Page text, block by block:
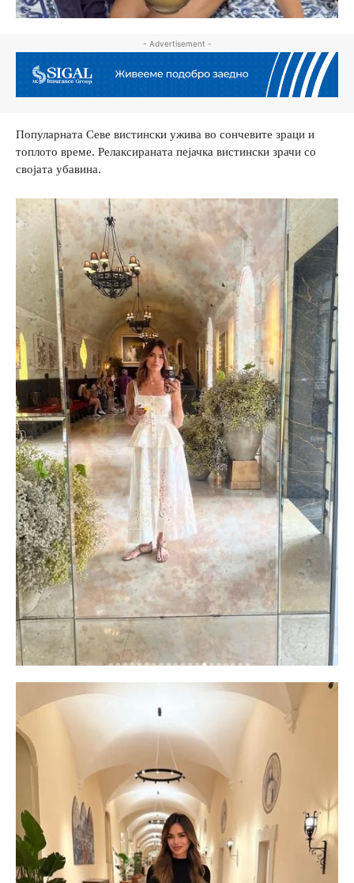
- Advertisement -
Популарната Севе вистински ужива во сончевите зраци и
топлото време. Релаксираната пејачка вистински зрачи со
својата убавина.